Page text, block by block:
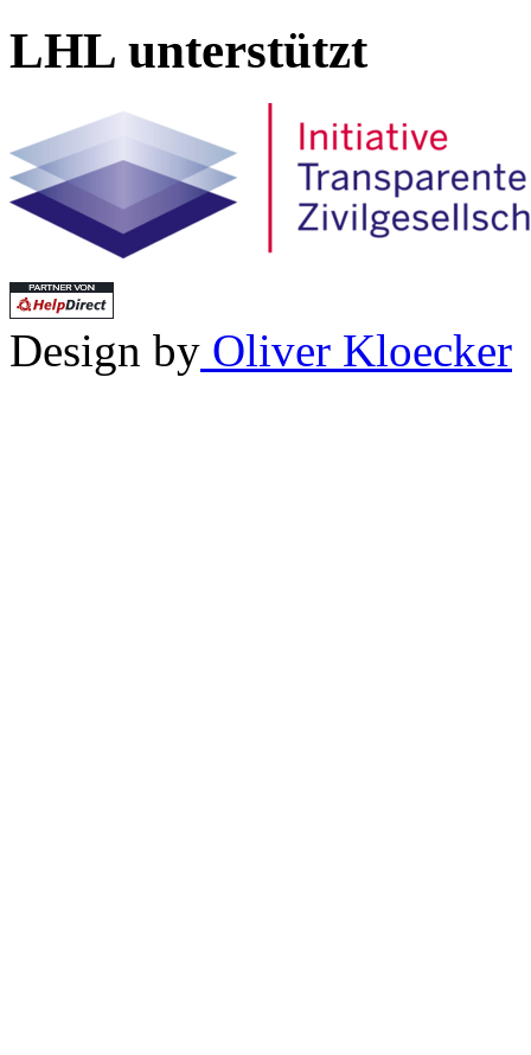
LHL unterstützt
Design by Oliver Kloecker